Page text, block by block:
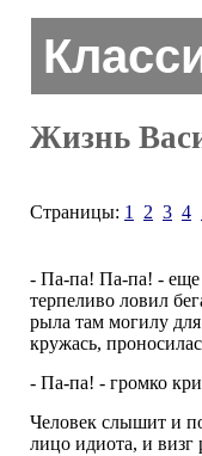
Жизнь
Страницы: 1 2 3 4
- Па-па! Па-па! - еще
терпеливо ловил
рыла там могилу
кружась,
- Па-па! - громко
Человек слышит и
лицо идиота, и